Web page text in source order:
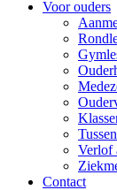
Voor ouders
Verlof
Contact